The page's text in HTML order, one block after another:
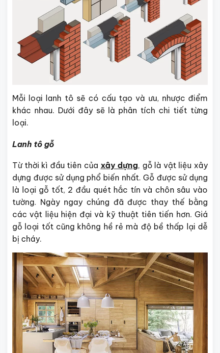
Mỗi loại lanh tô sẽ có cấu tạo và ưu, nhược điểm
khác nhau. Dưới đây sẽ là phân tích chi tiết từng
loại.
Lanh tô gỗ
Từ thời kì đầu tiên của xây dựng, gỗ là vật liệu xây
dựng được sử dụng phổ biến nhất. Gỗ được sử dụng
là loại gỗ tốt, 2 đầu quét hắc tín và chôn sâu vào
tường. Ngày ngay chúng đã được thay thế bằng
các vật liệu hiện đại và kỹ thuật tiên tiến hơn. Giá
gỗ loại tốt cũng không hề rẻ mà độ bề thấp lại dễ
bị cháy.